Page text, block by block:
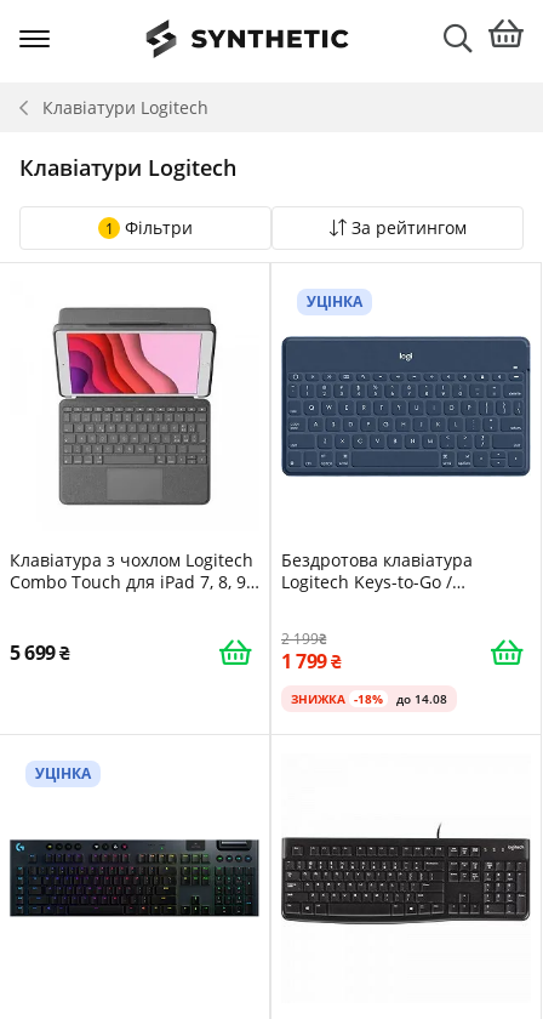
Клавіатури Logitech
Клавіатури Logitech
1 Фільтри За рейтингом
Клавіатура з чохлом Logitech
Combo Touch для iPad 7, 8, 9
5 699
УЦІНКА
Бездротова клавіатура
Logitech Keys-to-Go /
2 199
1 799
ЗНИЖКА -18% до 14.08
УЦІНКА